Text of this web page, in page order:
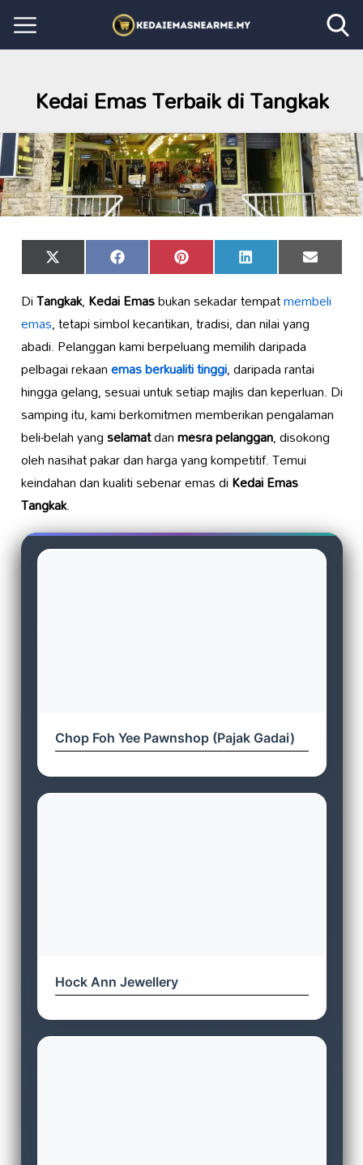
Kedai Emas Terbaik di Tangkak
Share
on
X
(Twitter)
Share
on
Facebook Share
on
Pinterest Share
on
LinkedIn Share
on
Email
DiTangkak,Kedai Emasbukan sekadar tempatmembeli
emas, tetapi simbol kecantikan, tradisi, dan nilai yang
abadi. Pelanggan kami berpeluang memilih daripada
pelbagai rekaanemas berkualiti tinggi, daripada rantai
hingga gelang, sesuai untuk setiap majlis dan keperluan. Di
samping itu, kami berkomitmen memberikan pengalaman
beli-belah yangselamatdanmesra pelanggan, disokong
oleh nasihat pakar dan harga yang kompetitif. Temui
keindahan dan kualiti sebenar emas diKedai Emas
Tangkak.
Chop Foh Yee Pawnshop (Pajak Gadai)
Hock Ann Jewellery